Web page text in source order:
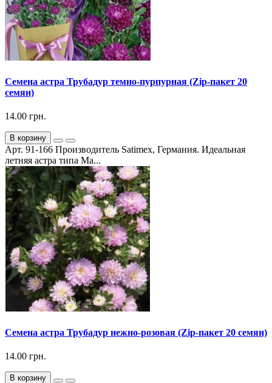
Семена астра Трубадур темно-пурпурная (Zip-пакет 20
семян)
14.00 грн.
В корзину
Арт. 91-166 Производитель Satimex, Германия. Идеальная
летняя астра типа Ма...
Семена астра Трубадур нежно-розовая (Zip-пакет 20 семян)
14.00 грн.
В корзину